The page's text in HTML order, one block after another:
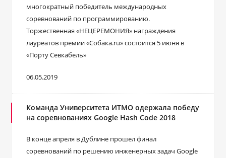
многократный победитель международных
соревнований по программированию.
Торжественная «НЕЦЕРЕМОНИЯ» награждения
лауреатов премии «Собака.ru» состоится 5 июня в
«Порту Севкабель»
06.05.2019
Команда Университета ИТМО одержала победу
на соревнованиях Google Hash Code 2018
В конце апреля в Дублине прошел финал
соревнований по решению инженерных задач Google